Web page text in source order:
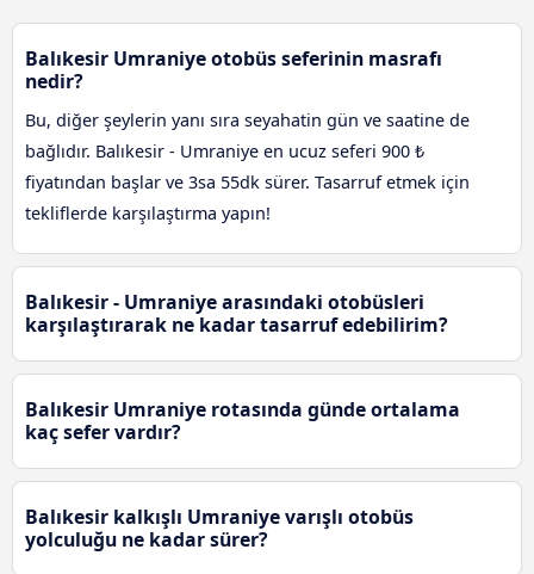
Balıkesir Umraniye otobüs seferinin masrafı
nedir?
Bu, diğer şeylerin yanı sıra seyahatin gün ve saatine de
bağlıdır. Balıkesir - Umraniye en ucuz seferi 900 ₺
fiyatından başlar ve 3sa 55dk sürer. Tasarruf etmek için
tekliflerde karşılaştırma yapın!
Balıkesir - Umraniye arasındaki otobüsleri
karşılaştırarak ne kadar tasarruf edebilirim?
Balıkesir Umraniye rotasında günde ortalama
kaç sefer vardır?
Balıkesir kalkışlı Umraniye varışlı otobüs
yolculuğu ne kadar sürer?